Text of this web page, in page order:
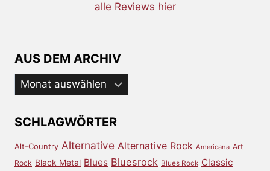
alle Reviews hier
AUS DEM ARCHIV
Aus
dem
SCHLAGWÖRTER
Alt-Country Alternative Alternative Rock Americana Art
Rock Black Metal Blues Bluesrock Blues Rock Classic